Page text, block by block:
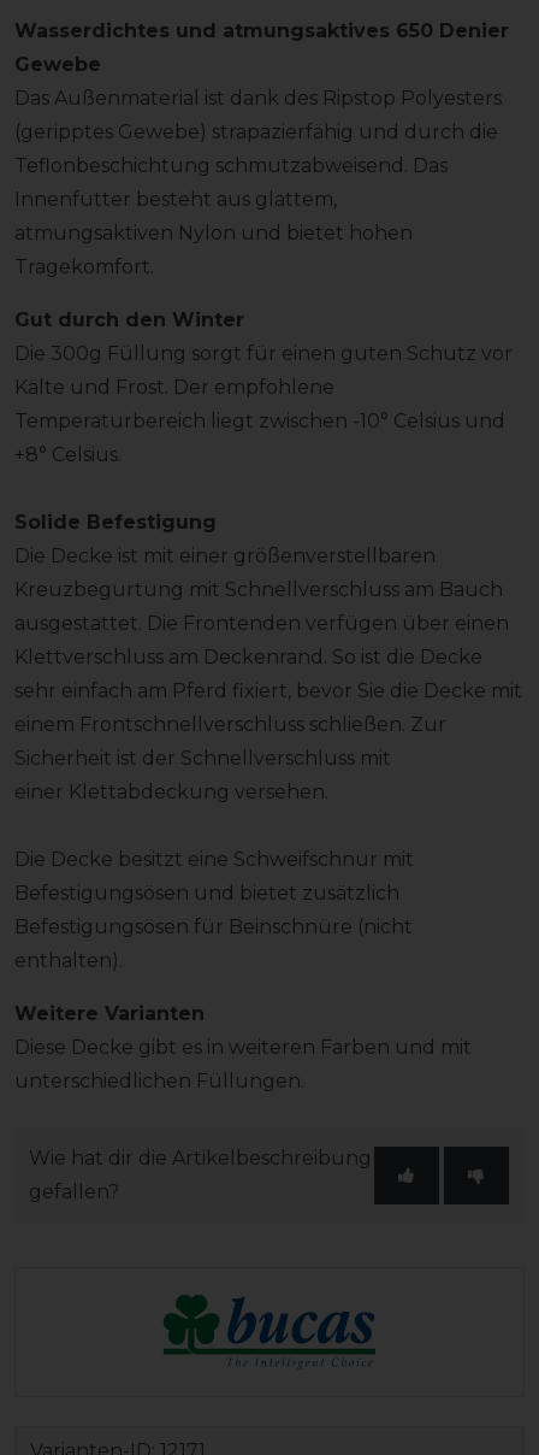
Wasserdichtes und atmungsaktives 650 Denier
Gewebe
Das Außenmaterial ist dank des Ripstop Polyesters
(geripptes Gewebe) strapazierfähig und durch die
Teflonbeschichtung schmutzabweisend. Das
Innenfutter besteht aus glattem,
atmungsaktiven Nylon und bietet hohen
Tragekomfort.
Gut durch den Winter
Die 300g Füllung sorgt für einen guten Schutz vor
Kälte und Frost. Der empfohlene
Temperaturbereich liegt zwischen -10° Celsius und
+8° Celsius.
Solide Befestigung
Die Decke ist mit einer größenverstellbaren
Kreuzbegurtung mit Schnellverschluss am Bauch
ausgestattet. Die Frontenden verfügen über einen
Klettverschluss am Deckenrand. So ist die Decke
sehr einfach am Pferd fixiert, bevor Sie die Decke mit
einem Frontschnellverschluss schließen. Zur
Sicherheit ist der Schnellverschluss mit
einer Klettabdeckung versehen.
Die Decke besitzt eine Schweifschnur mit
Befestigungsösen und bietet zusätzlich
Befestigungsösen für Beinschnüre (nicht
enthalten).
Weitere Varianten
Diese Decke gibt es in weiteren Farben und mit
unterschiedlichen Füllungen.
Wie hat dir die Artikelbeschreibung
gefallen?